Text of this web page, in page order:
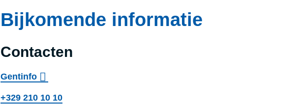
Bijkomende informatie
Contacten
Gentinfo
+329 210 10 10